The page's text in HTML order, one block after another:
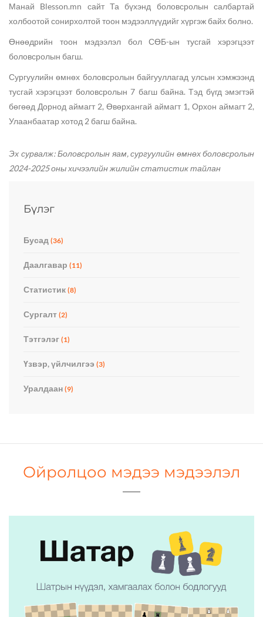
Манай Blesson.mn сайт Та бүхэнд боловсролын салбартай
холбоотой сонирхолтой тоон мэдээллүүдийг хүргэж байх болно.
Өнөөдрийн тоон мэдээлэл бол СӨБ-ын тусгай хэрэгцээт
боловсролын багш.
Сургуулийн өмнөх боловсролын байгууллагад улсын хэмжээнд
тусгай хэрэгцээт боловсролын 7 багш байна. Тэд бүгд эмэгтэй
бөгөөд Дорнод аймагт 2, Өвөрхангай аймагт 1, Орхон аймагт 2,
Улаанбаатар хотод 2 багш байна.
Эх сурвалж:Боловсролын яам, сургуулийн өмнөх боловсролын
2024-2025 оны хичээлийн жилийн статистик тайлан
Бүлэг
Бусад (36)
Даалгавар (11)
Статистик (8)
Сургалт (2)
Тэтгэлэг (1)
Үзвэр, үйлчилгээ (3)
Уралдаан (9)
Ойролцоо мэдээ мэдээлэл